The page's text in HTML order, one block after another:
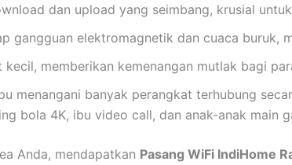
dan upload yang seimbang, krusial
gangguan elektromagnetik dan cuaca buruk,
kecil, memberikan kemenangan mutlak bagi
menangani banyak perangkat terhubung
bola 4K, ibu video call, dan anak-anak main
Anda, mendapatkan Pasang WiFi IndiHome